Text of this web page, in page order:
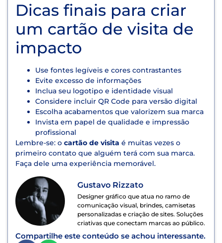
Dicas finais para criar
um cartão de visita de
impacto
Use fontes legíveis e cores contrastantes
Evite excesso de informações
Inclua seu logotipo e identidade visual
Considere incluir QR Code para versão digital
Escolha acabamentos que valorizem sua marca
Invista em papel de qualidade e impressão
profissional
Lembre-se: o cartão de visita é muitas vezes o
primeiro contato que alguém terá com sua marca.
Faça dele uma experiência memorável.
Gustavo Rizzato
Designer gráfico que atua no ramo de
comunicação visual, brindes, camisetas
personalizadas e criação de sites. Soluções
criativas que conectam marcas ao público.
Compartilhe este conteúdo se achou interessante.